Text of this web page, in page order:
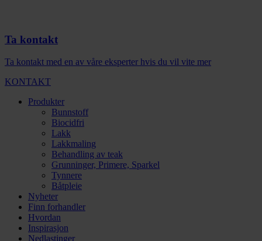
Ta kontakt
Ta kontakt med en av våre eksperter hvis du vil vite mer
KONTAKT
Produkter
Bunnstoff
Biocidfri
Lakk
Lakkmaling
Behandling av teak
Grunninger, Primere, Sparkel
Tynnere
Båtpleie
Nyheter
Finn forhandler
Hvordan
Inspirasjon
Nedlastinger